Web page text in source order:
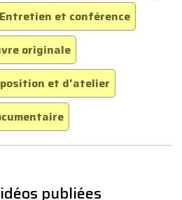
Entretien et conférence
originale
et d'atelier
publiées